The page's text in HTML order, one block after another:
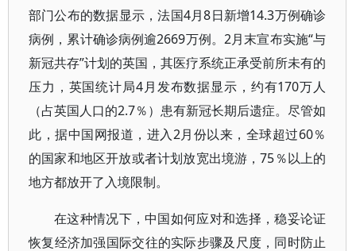
部门公布的数据显示，法国4月8日新增14.3万例确诊
病例，累计确诊病例逾2669万例。2月末宣布实施“与
新冠共存”计划的英国，其医疗系统正承受前所未有的
压力，英国统计局4月发布数据显示，约有170万人
（占英国人口的2.7％）患有新冠长期后遗症。尽管如
此，据中国网报道，进入2月份以来，全球超过60％
的国家和地区开放或者计划放宽出境游，75％以上的
地方都放开了入境限制。
在这种情况下，中国如何应对和选择，稳妥论证
恢复经济加强国际交往的实际步骤及尺度，同时防止